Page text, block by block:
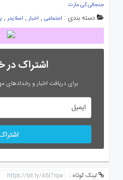
جنجالی کی مارت
دسته بندی : اجتماعی, اخبار, اسلایدر,
اشتراک در
برای دریافت اخبار و رخدادهای
لینک کوتاه :